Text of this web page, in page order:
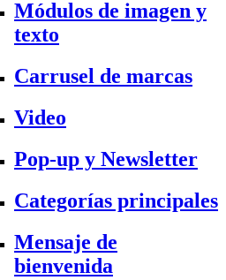
Módulos de imagen y
texto
Carrusel de marcas
Video
Pop-up y Newsletter
Categorías principales
Mensaje de
bienvenida